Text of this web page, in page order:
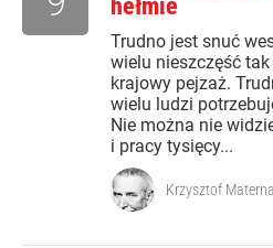
hełmie
Trudno jest snuć
wielu nieszczęść
krajowy pejzaż.
wielu ludzi
Nie można nie
i pracy tysięcy...
Krzysztof Materna